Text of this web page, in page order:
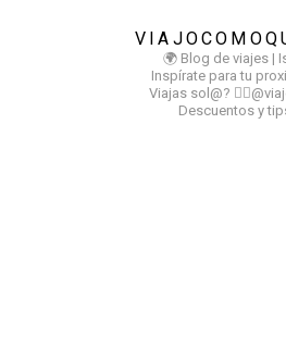
🌍 Blog de viajes |
Inspírate para tu
Viajas sol@?
Descuentos y